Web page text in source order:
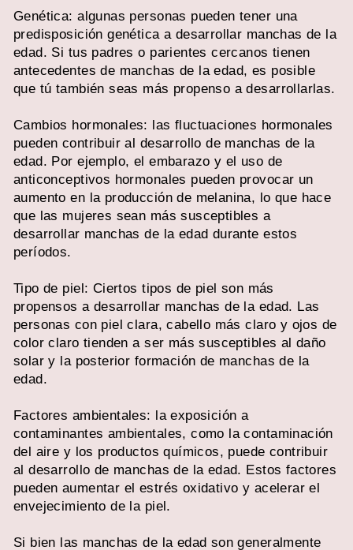
Genética: algunas personas pueden tener una
predisposición genética a desarrollar manchas de la
edad. Si tus padres o parientes cercanos tienen
antecedentes de manchas de la edad, es posible
que tú también seas más propenso a desarrollarlas.
Cambios hormonales: las fluctuaciones hormonales
pueden contribuir al desarrollo de manchas de la
edad. Por ejemplo, el embarazo y el uso de
anticonceptivos hormonales pueden provocar un
aumento en la producción de melanina, lo que hace
que las mujeres sean más susceptibles a
desarrollar manchas de la edad durante estos
períodos.
Tipo de piel: Ciertos tipos de piel son más
propensos a desarrollar manchas de la edad. Las
personas con piel clara, cabello más claro y ojos de
color claro tienden a ser más susceptibles al daño
solar y la posterior formación de manchas de la
edad.
Factores ambientales: la exposición a
contaminantes ambientales, como la contaminación
del aire y los productos químicos, puede contribuir
al desarrollo de manchas de la edad. Estos factores
pueden aumentar el estrés oxidativo y acelerar el
envejecimiento de la piel.
Si bien las manchas de la edad son generalmente